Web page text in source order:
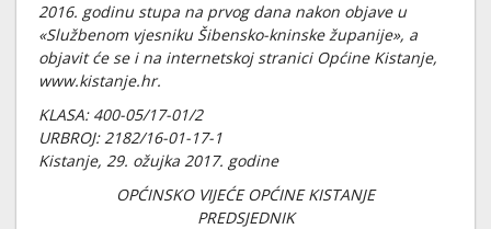
2016. godinu stupa na prvog dana nakon objave u
«Službenom vjesniku Šibensko-kninske županije», a
objavit će se i na internetskoj stranici Općine Kistanje,
www.kistanje.hr.
KLASA: 400-05/17-01/2
URBROJ: 2182/16-01-17-1
Kistanje, 29. ožujka 2017. godine
OPĆINSKO VIJEĆE OPĆINE KISTANJE
PREDSJEDNIK